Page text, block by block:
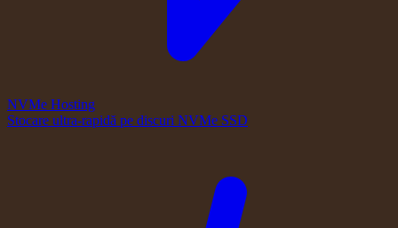
NVMe Hosting
Stocare ultra-rapidă pe discuri NVMe SSD